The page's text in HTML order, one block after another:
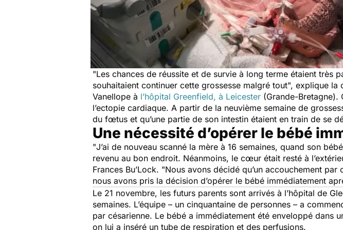
"Les chances de réussite et de survie à long terme étaient très
souhaitaient continuer cette grossesse malgré tout", explique la
Vanellope à l’hôpital Greenfield, à Leicester (Grande-Bretagne).
l’ectopie cardiaque. A partir de la neuvième semaine de
du fœtus et qu’une partie de son intestin étaient en train de se
Une nécessité d’opérer le bébé
"J’ai de nouveau scanné la mère à 16 semaines, quand son
revenu au bon endroit. Néanmoins, le cœur était resté à
Frances Bu’Lock. "Nous avons décidé qu’un accouchement
nous avons pris la décision d’opérer le bébé immédiatement
Le 21 novembre, les futurs parents sont arrivés à l’hôpital de
semaines. L’équipe – un cinquantaine de personnes – a
par césarienne. Le bébé a immédiatement été enveloppé dans
on lui a inséré un tube de respiration et des perfusions.